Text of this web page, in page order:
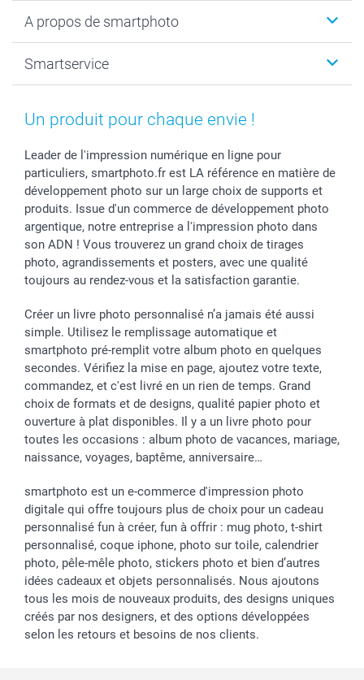
Tirage photo & agrandissement
Faire-part & Cartes
Coques smartphone
Stickers & Etiquettes
Cadres photo & accessoires déco
Dénicheur d'idées cadeau
Anniversaire
Naissance & baptême
Fête des Mères
Fête des Pères
Communion
Baptême
Toussaint
Rentrée des classes
Saint-Valentin
Vacances
A propos de smartphoto
Plan du site
Droit de rétraction
Plaintes
Vie privée
Gestion des cookies
Tarifs
Partenariats & Influence
Investisseurs
Smartservice
Aide
smartbonus
smartfriends
Livraison
Modes de paiement
Grandes quantités
Statut de ma commande
Un produit pour chaque envie !
Leader de l'impression numérique en ligne pour
particuliers, smartphoto.fr est LA référence en matière de
développement photo sur un large choix de supports et
produits. Issue d'un commerce de développement photo
argentique, notre entreprise a l'impression photo dans
son ADN ! Vous trouverez un grand choix de tirages
photo, agrandissements et posters, avec une qualité
toujours au rendez-vous et la satisfaction garantie.
Créer un livre photo personnalisé n’a jamais été aussi
simple. Utilisez le remplissage automatique et
smartphoto pré-remplit votre album photo en quelques
secondes. Vérifiez la mise en page, ajoutez votre texte,
commandez, et c'est livré en un rien de temps. Grand
choix de formats et de designs, qualité papier photo et
ouverture à plat disponibles. Il y a un livre photo pour
toutes les occasions : album photo de vacances, mariage,
naissance, voyages, baptême, anniversaire…
smartphoto est un e-commerce d'impression photo
digitale qui offre toujours plus de choix pour un cadeau
personnalisé fun à créer, fun à offrir : mug photo, t-shirt
personnalisé, coque iphone, photo sur toile, calendrier
photo, pêle-mêle photo, stickers photo et bien d’autres
idées cadeaux et objets personnalisés. Nous ajoutons
tous les mois de nouveaux produits, des designs uniques
créés par nos designers, et des options développées
selon les retours et besoins de nos clients.